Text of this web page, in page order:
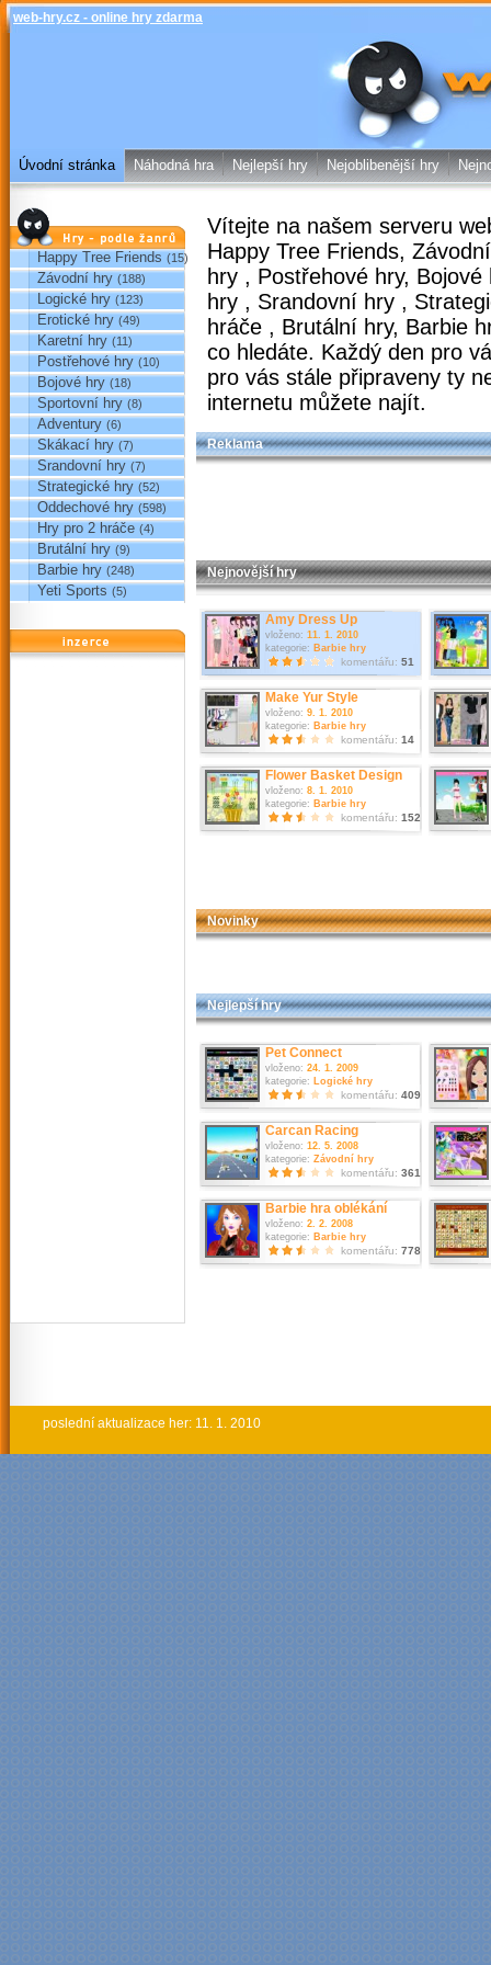
web-hry.cz - online hry zdarma
web-
Úvodní stránka Náhodná hra Nejlepší hry Nejoblibenější hry
Hry podle žánrů
Happy Tree Friends (15)
Závodní hry (188)
Logické hry (123)
Erotické hry (49)
Karetní hry (11)
Postřehové hry (10)
Bojové hry (18)
Sportovní hry (8)
Adventury (6)
Skákací hry (7)
Srandovní hry (7)
Strategické hry (52)
Oddechové hry (598)
Hry pro 2 hráče (4)
Brutální hry (9)
Barbie hry (248)
Yeti Sports (5)
reklama
Vítejte na našem serveru
Happy Tree Friends,
hry , Postřehové hry,
hry , Srandovní hry ,
hráče , Brutální hry, Barbie
co hledáte. Každý den pro
pro vás stále připraveny ty
internetu můžete najít.
Reklama
Nejnovější hry
Amy Dress Up
vloženo: 11. 1. 2010
kategorie: Barbie hry
komentářu: 51
Make Yur Style
vloženo: 9. 1. 2010
kategorie: Barbie hry
komentářu: 14
Flower Basket Design
vloženo: 8. 1. 2010
kategorie: Barbie hry
komentářu: 152
Novinky
Nejlepší hry
Pet Connect
vloženo: 24. 1. 2009
kategorie: Logické hry
komentářu: 409
Carcan Racing
vloženo: 12. 5. 2008
kategorie: Závodní hry
komentářu: 361
Barbie hra oblékání
vloženo: 2. 2. 2008
kategorie: Barbie hry
komentářu: 778
poslední aktualizace her: 11. 1. 2010